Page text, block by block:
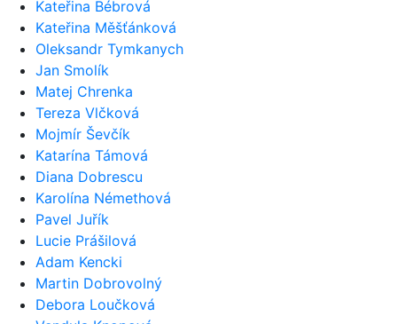
Kateřina Bébrová
Kateřina Měšťánková
Oleksandr Tymkanych
Jan Smolík
Matej Chrenka
Tereza Vlčková
Mojmír Ševčík
Katarína Támová
Diana Dobrescu
Karolína Némethová
Pavel Juřík
Lucie Prášilová
Adam Kencki
Martin Dobrovolný
Debora Loučková